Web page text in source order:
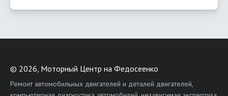
© 2026, Моторный Центр на Федосеенко
Ремонт автомобильных двигателей и деталей двигателей,